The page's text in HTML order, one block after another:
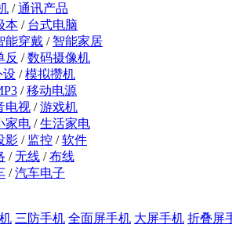
/通讯产品
本 / 台式电脑
能穿戴 / 智能家居
反 /数码摄像机
设 /模拟攒机
/移动电源
电视 /游戏机
家电 /生活家电
影 / 监控 /软件
/无线 /布线
/汽车电子
三防手机 全面屏手机 大屏手机 折叠屏